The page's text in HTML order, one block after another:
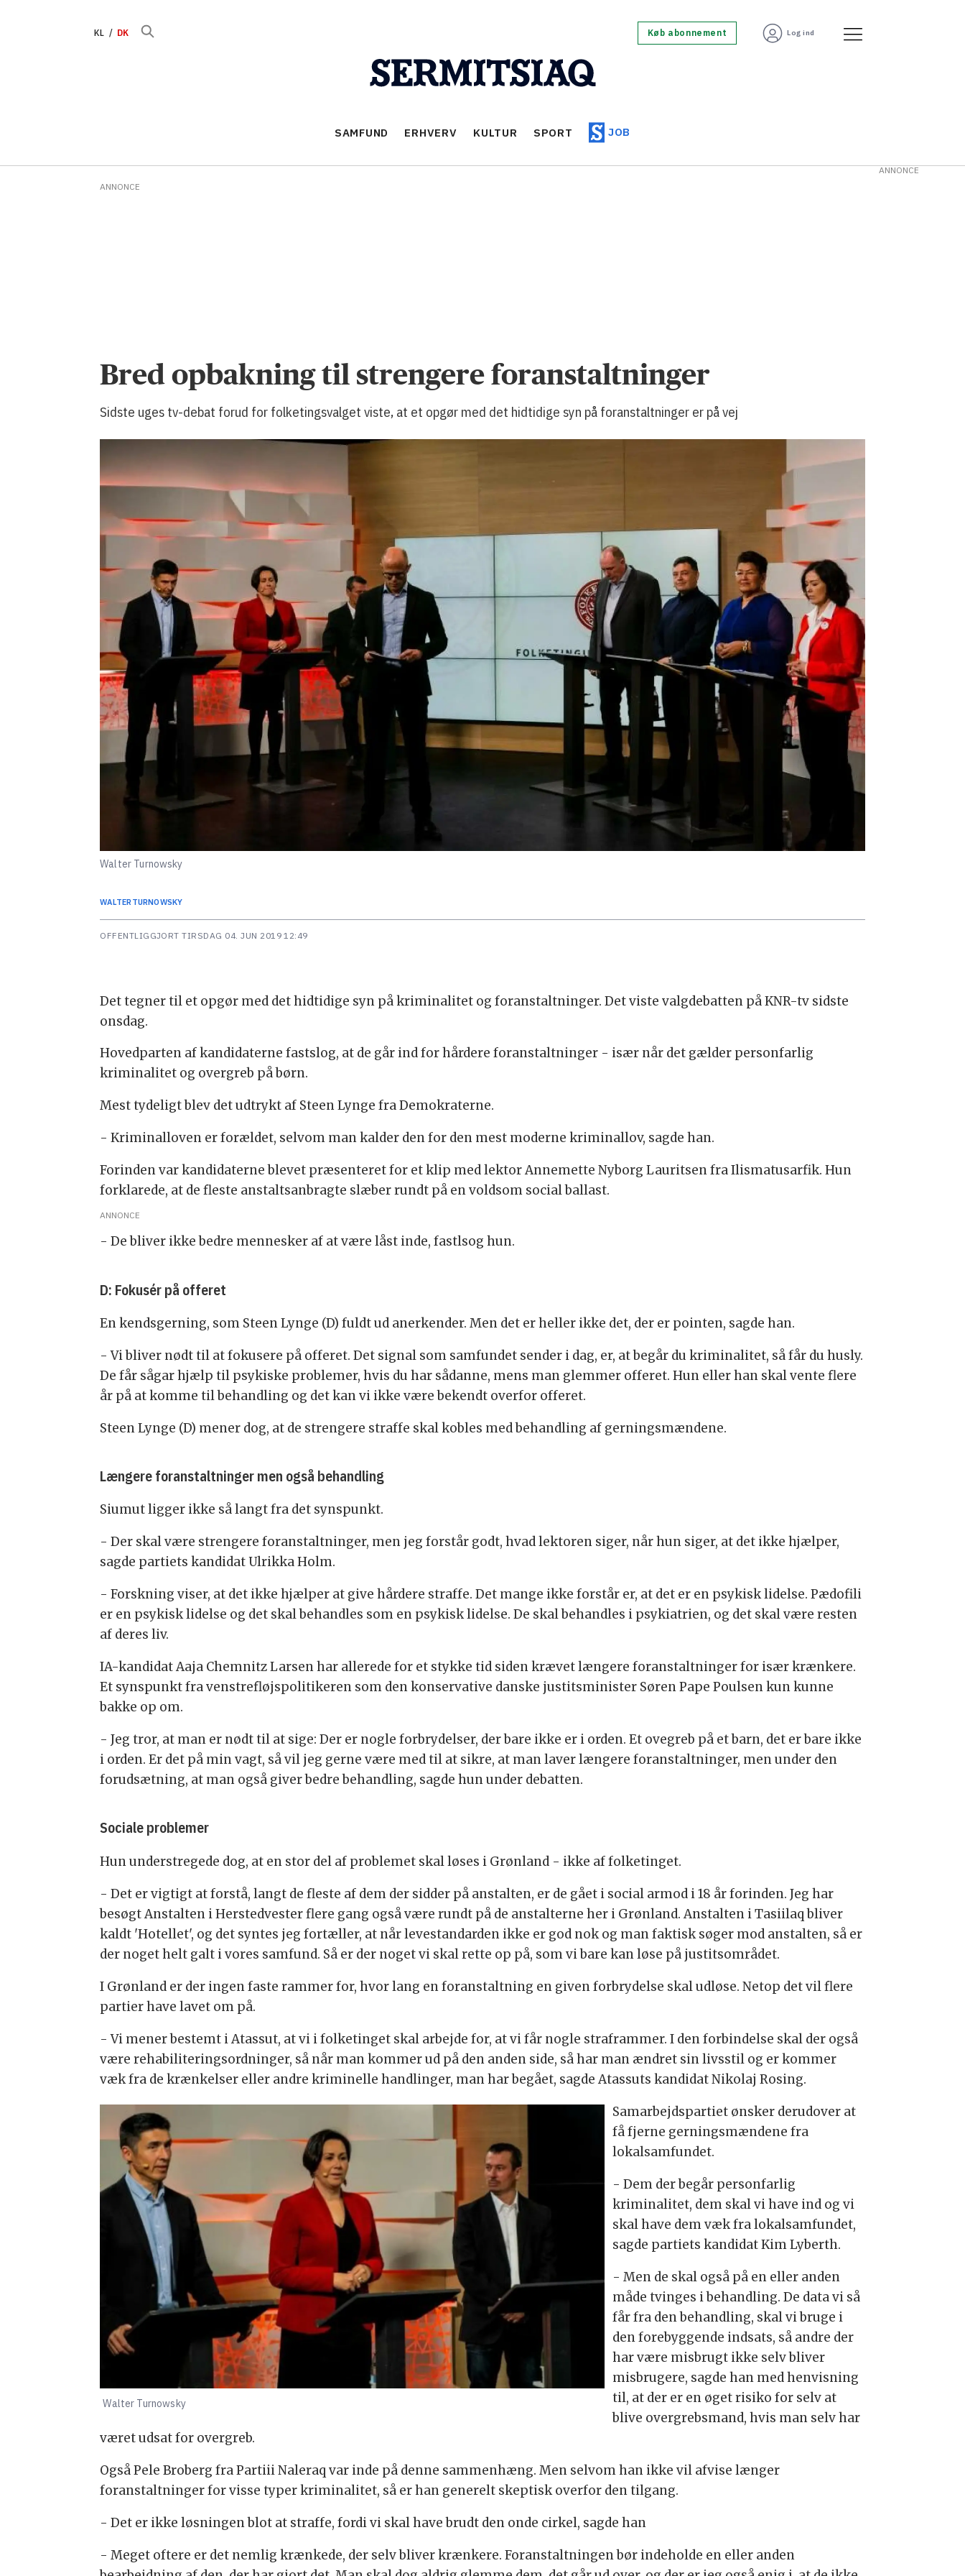
KL DK Køb abonnement Log ind
SAMFUND ERHVERV KULTUR SPORT JOB
ANNONCE
Bred opbakning til strengere foranstaltninger
Sidste uges tv-debat forud for folketingsvalget viste, at et opgør med det hidtidige syn på foranstaltninger er på vej
Walter Turnowsky
WALTERTURNOWSKY
OFFENTLIGGJORT TIRSDAG 04. JUN 2019 12:49
Det tegner til et opgør med det hidtidige syn på kriminalitet og foranstaltninger. Det viste valgdebatten på KNR-tv sidste
onsdag.
Hovedparten af kandidaterne fastslog, at de går ind for hårdere foranstaltninger - især når det gælder personfarlig
kriminalitet og overgreb på børn.
Mest tydeligt blev det udtrykt af Steen Lynge fra Demokraterne.
- Kriminalloven er forældet, selvom man kalder den for den mest moderne kriminallov, sagde han.
Forinden var kandidaterne blevet præsenteret for et klip med lektor Annemette Nyborg Lauritsen fra Ilismatusarfik. Hun
forklarede, at de fleste anstaltsanbragte slæber rundt på en voldsom social ballast.
ANNONCE
- De bliver ikke bedre mennesker af at være låst inde, fastlsog hun.
D: Fokusér på offeret
En kendsgerning, som Steen Lynge (D) fuldt ud anerkender. Men det er heller ikke det, der er pointen, sagde han.
- Vi bliver nødt til at fokusere på offeret. Det signal som samfundet sender i dag, er, at begår du kriminalitet, så får du husly.
De får sågar hjælp til psykiske problemer, hvis du har sådanne, mens man glemmer offeret. Hun eller han skal vente flere
år på at komme til behandling og det kan vi ikke være bekendt overfor offeret.
Steen Lynge (D) mener dog, at de strengere straffe skal kobles med behandling af gerningsmændene.
Længere foranstaltninger men også behandling
Siumut ligger ikke så langt fra det synspunkt.
- Der skal være strengere foranstaltninger, men jeg forstår godt, hvad lektoren siger, når hun siger, at det ikke hjælper,
sagde partiets kandidat Ulrikka Holm.
- Forskning viser, at det ikke hjælper at give hårdere straffe. Det mange ikke forstår er, at det er en psykisk lidelse. Pædofili
er en psykisk lidelse og det skal behandles som en psykisk lidelse. De skal behandles i psykiatrien, og det skal være resten
af deres liv.
IA-kandidat Aaja Chemnitz Larsen har allerede for et stykke tid siden krævet længere foranstaltninger for især krænkere.
Et synspunkt fra venstrefløjspolitikeren som den konservative danske justitsminister Søren Pape Poulsen kun kunne
bakke op om.
- Jeg tror, at man er nødt til at sige: Der er nogle forbrydelser, der bare ikke er i orden. Et ovegreb på et barn, det er bare ikke
i orden. Er det på min vagt, så vil jeg gerne være med til at sikre, at man laver længere foranstaltninger, men under den
forudsætning, at man også giver bedre behandling, sagde hun under debatten.
Sociale problemer
Hun understregede dog, at en stor del af problemet skal løses i Grønland - ikke af folketinget.
- Det er vigtigt at forstå, langt de fleste af dem der sidder på anstalten, er de gået i social armod i 18 år forinden. Jeg har
besøgt Anstalten i Herstedvester flere gang også være rundt på de anstalterne her i Grønland. Anstalten i Tasiilaq bliver
kaldt 'Hotellet', og det syntes jeg fortæller, at når levestandarden ikke er god nok og man faktisk søger mod anstalten, så er
der noget helt galt i vores samfund. Så er der noget vi skal rette op på, som vi bare kan løse på justitsområdet.
I Grønland er der ingen faste rammer for, hvor lang en foranstaltning en given forbrydelse skal udløse. Netop det vil flere
partier have lavet om på.
- Vi mener bestemt i Atassut, at vi i folketinget skal arbejde for, at vi får nogle straframmer. I den forbindelse skal der også
være rehabiliteringsordninger, så når man kommer ud på den anden side, så har man ændret sin livsstil og er kommer
væk fra de krænkelser eller andre kriminelle handlinger, man har begået, sagde Atassuts kandidat Nikolaj Rosing.
Walter Turnowsky
Samarbejdspartiet ønsker derudover at
få fjerne gerningsmændene fra
lokalsamfundet.
- Dem der begår personfarlig
kriminalitet, dem skal vi have ind og vi
skal have dem væk fra lokalsamfundet,
sagde partiets kandidat Kim Lyberth.
- Men de skal også på en eller anden
måde tvinges i behandling. De data vi så
får fra den behandling, skal vi bruge i
den forebyggende indsats, så andre der
har være misbrugt ikke selv bliver
misbrugere, sagde han med henvisning
til, at der er en øget risiko for selv at
blive overgrebsmand, hvis man selv har
været udsat for overgreb.
Også Pele Broberg fra Partiii Naleraq var inde på denne sammenhæng. Men selvom han ikke vil afvise længer
foranstaltninger for visse typer kriminalitet, så er han generelt skeptisk overfor den tilgang.
- Det er ikke løsningen blot at straffe, fordi vi skal have brudt den onde cirkel, sagde han
- Meget oftere er det nemlig krænkede, der selv bliver krænkere. Foranstaltningen bør indeholde en eller anden
ANNONCE